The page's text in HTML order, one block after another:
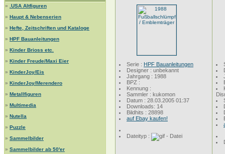
»
.USA Altfiguren
» Haupt & Nebenserien
» Hefte, Zeitschriften und Kataloge
» HPF Bauanleitungen
» Kinder Brioss etc.
» Kinder Freude/Maxi Eier
» KinderJoy/Eis
» KinderJoy/Merendero
» Metallfiguren
» Multimedia
» Nutella
» Puzzle
» Sammelbilder
» Sammelbilder ab 50'er
Serie : HPF Bauanleitungen
Designer : unbekannt
Jahrgang : 1988
BPZ :
Kennung :
Sammler : kukomon
Datum : 28.03.2005 01:37
Downloads: 14
Bildhits : 28898
auf Ebay kaufen!
Dateityp :